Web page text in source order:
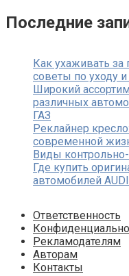
Последние
Как ухаживать за
советы по уходу
Широкий
различных
ГАЗ
Реклайнер
современной
Виды
Где купить
автомобилей AUDI
Ответственность
Рекламодателям
Авторам
Контакты